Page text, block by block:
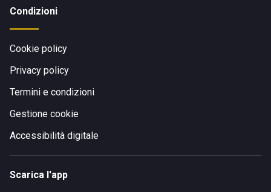
Condizioni
Cookie policy
Privacy policy
Termini e condizioni
Gestione cookie
Accessibilità digitale
Scarica l'app